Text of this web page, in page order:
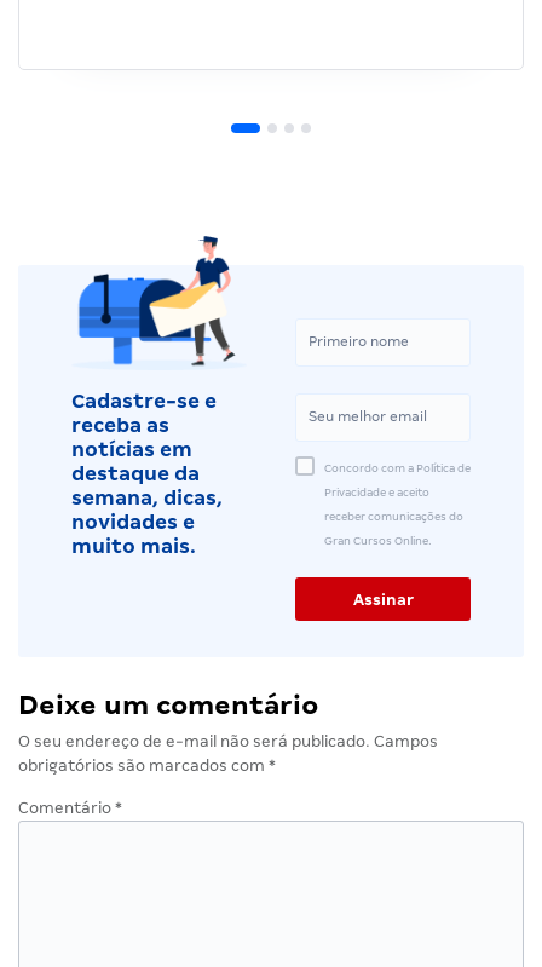
Cadastre-se e
receba as
notícias em
destaque da
semana, dicas,
novidades e
muito mais.
Concordo com a Política de
Privacidade e aceito
receber comunicações do
Gran Cursos Online.
Deixe um comentário
O seu endereço de e-mail não será publicado. Campos
obrigatórios são marcados com *
Comentário *